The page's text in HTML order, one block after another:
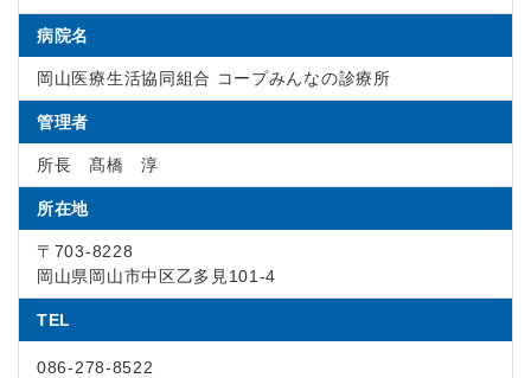
病院名
岡山医療生活協同組合 コープみんなの診療所
管理者
所長 髙橋 淳
所在地
〒703-8228
岡山県岡山市中区乙多見101-4
TEL
086-278-8522